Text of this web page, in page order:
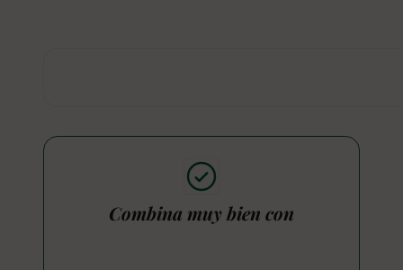
Combina muy bien con